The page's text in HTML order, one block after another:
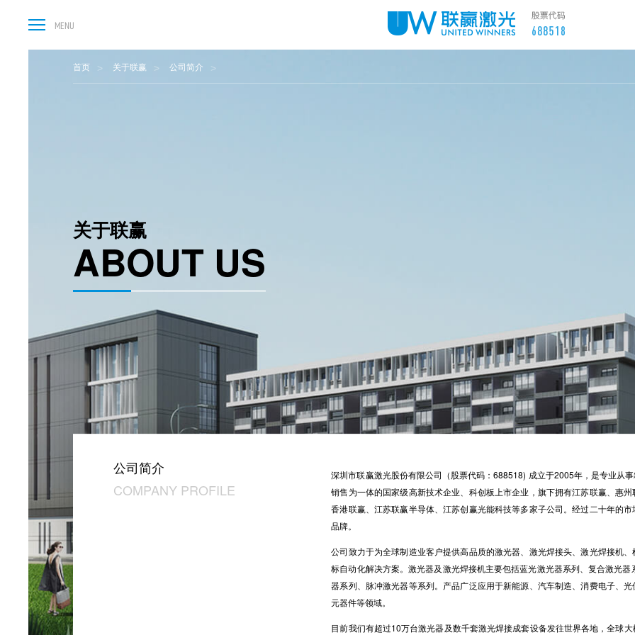
首页 关于联赢 公司简介
关于联赢
ABOUT US
公司简介
COMPANY PROFILE
深圳市联赢激光股份有限公司（股票代码：688518) 成立于2005年，是专业从
销售为一体的国家级高新技术企业、科创板上市企业，旗下拥有江苏联赢、惠
香港联赢、江苏联赢半导体、江苏创赢光能科技等多家子公司。经过二十年的
品牌。
公司致力于为全球制造业客户提供高品质的激光器、激光焊接头、激光焊接机
标自动化解决方案。激光器及激光焊接机主要包括蓝光激光器系列、复合激光
器系列、脉冲激光器等系列。产品广泛应用于新能源、汽车制造、消费电子、
元器件等领域。
目前我们有超过10万台激光器及数千套激光焊接成套设备发往世界各地，全球